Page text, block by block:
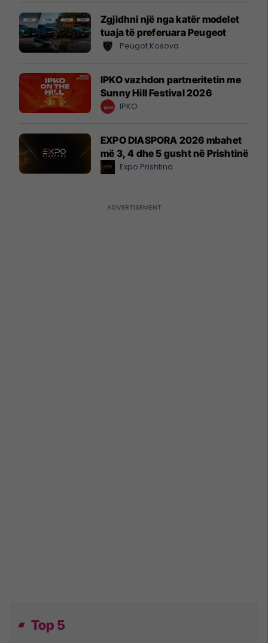
Zgjidhni një nga katër modelet
tuaja të preferuara Peugeot
Peugot Kosova
IPKO vazhdon partneritetin me
Sunny Hill Festival 2026
IPKO
EXPO DIASPORA 2026 mbahet
më 3, 4 dhe 5 gusht në Prishtinë
Expo Prishtina
Top 5